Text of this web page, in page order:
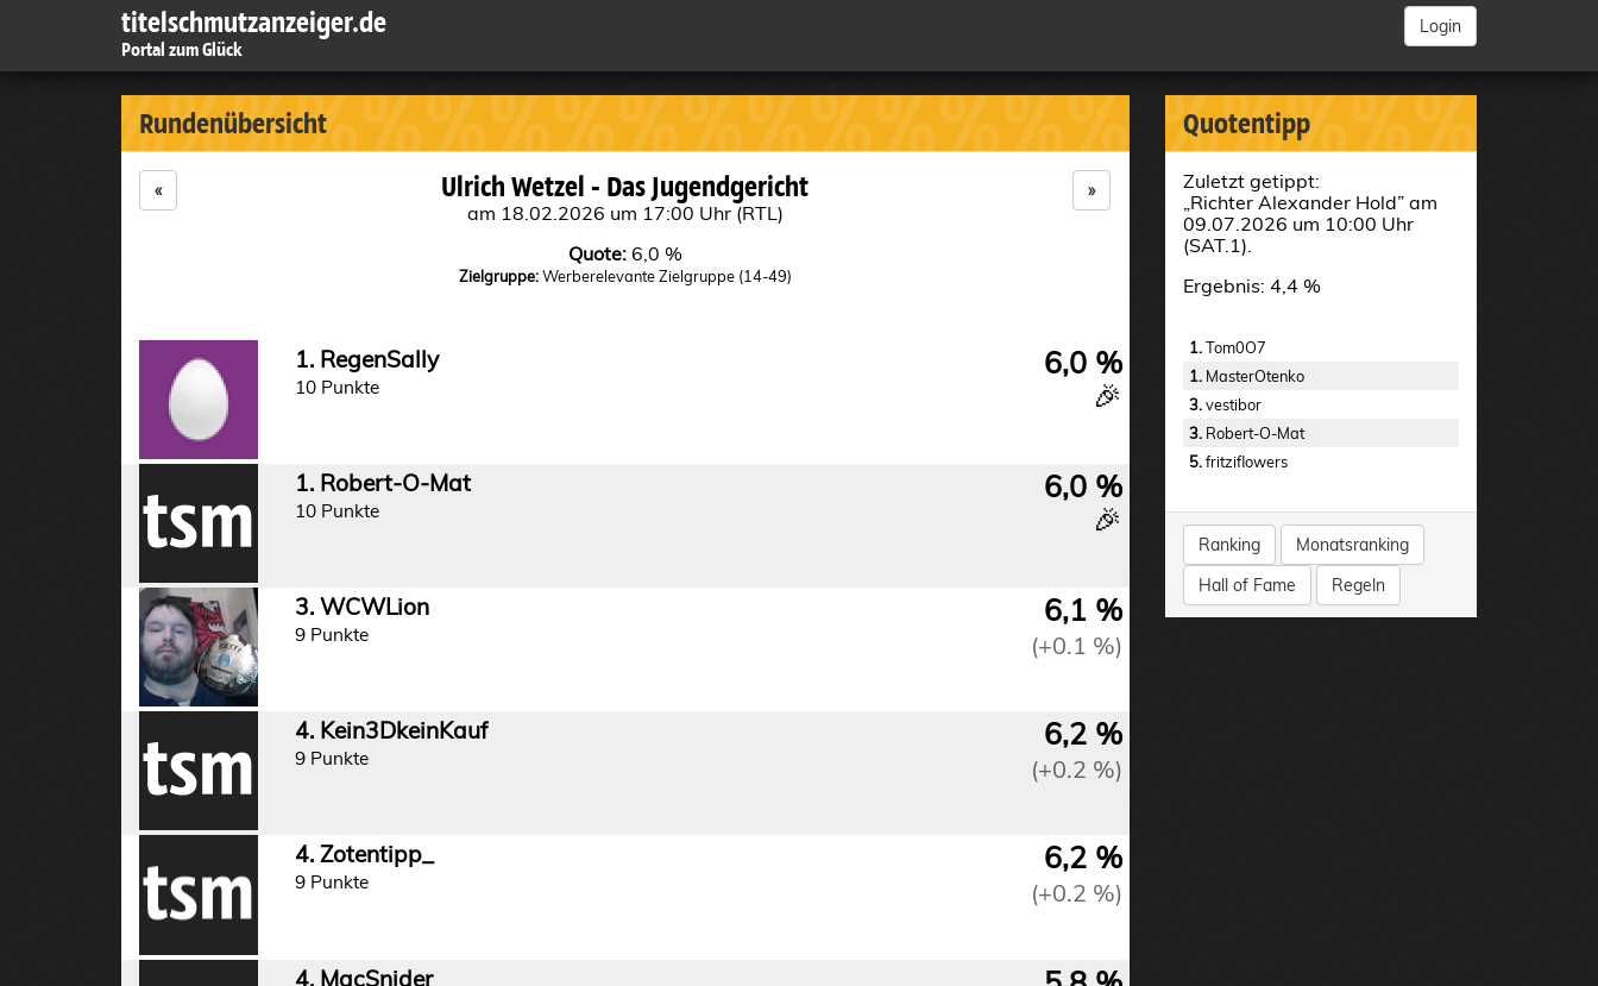
titelschmutzanzeiger.de
Portal zum Glück
Login
%%%%%%%%%%%%%%%%
Rundenübersicht
« Ulrich Wetzel - Das Jugendgericht
am 18.02.2026 um 17:00 Uhr (RTL)
Quote:6,0 %
Zielgruppe:Werberelevante Zielgruppe (14-49)
»
1. RegenSally
10 Punkte
6,0 %
🎉
1. Robert-O-Mat
10 Punkte
6,0 %
🎉
3. WCWLion
9 Punkte
6,1 %
(+0.1 %)
4. Kein3DkeinKauf
9 Punkte
6,2 %
(+0.2 %)
4. Zotentipp_
9 Punkte
6,2 %
(+0.2 %)
4. MacSnider
%%%%%%%%%%%%%%%%
Quotentipp
Zuletzt getippt:
„Richter Alexander Hold” am
09.07.2026 um 10:00 Uhr
(SAT.1).
Ergebnis: 4,4 %
1.Tom0O7
1.MasterOtenko
3.vestibor
3.Robert-O-Mat
5.fritziflowers
Ranking
Monatsranking
Hall of Fame
Regeln